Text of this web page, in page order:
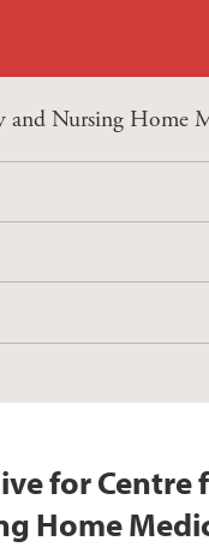
and Nursing Home
for Centre
Home